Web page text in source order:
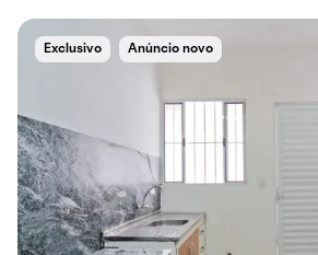
Exclusivo Anúncio novo